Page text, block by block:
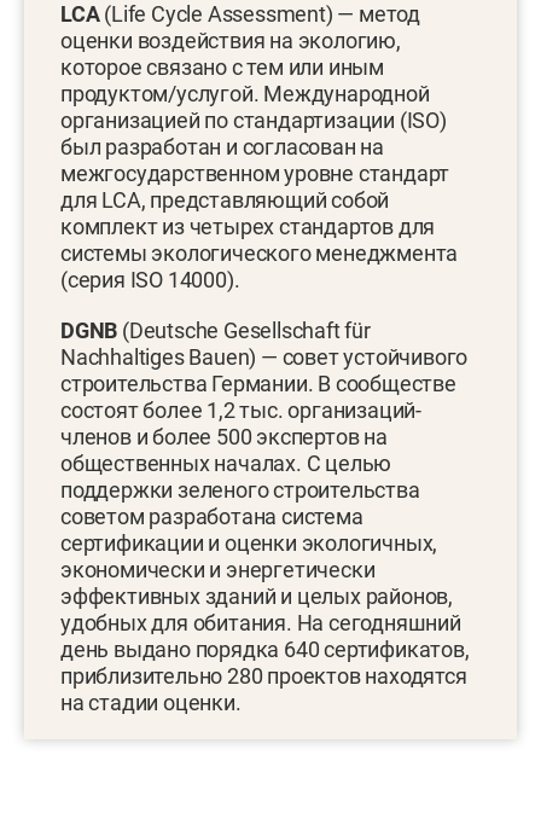
LCA(Life Cycle Assessment) — метод
оценки воздействия на экологию,
которое связано с тем или иным
продуктом/услугой. Международной
организацией по стандартизации (ISO)
был разработан и согласован на
межгосударственном уровне стандарт
для LCA, представляющий собой
комплект из четырех стандартов для
системы экологического менеджмента
(серия ISO 14000).
DGNB (Deutsche Gesellschaft für
Nachhaltiges Bauen) — совет устойчивого
строительства Германии. В сообществе
состоят более 1,2 тыс. организаций-
членов и более 500 экспертов на
общественных началах. С целью
поддержки зеленого строительства
советом разработана система
сертификации и оценки экологичных,
экономически и энергетически
эффективных зданий и целых районов,
удобных для обитания. На сегодняшний
день выдано порядка 640 сертификатов,
приблизительно 280 проектов находятся
на стадии оценки.